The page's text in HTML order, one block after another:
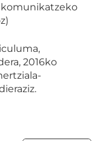
komunikatzeko
2016ko